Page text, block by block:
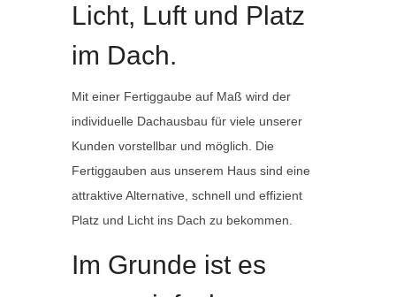
Licht, Luft und Platz
im Dach.
Mit einer Fertiggaube auf Maß wird der
individuelle Dachausbau für viele unserer
Kunden vorstellbar und möglich. Die
Fertiggauben aus unserem Haus sind eine
attraktive Alternative, schnell und effizient
Platz und Licht ins Dach zu bekommen.
Im Grunde ist es